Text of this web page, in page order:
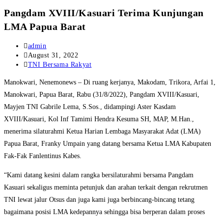
Pangdam XVIII/Kasuari Terima Kunjungan
LMA Papua Barat
Post
author:
admin
Post
published:
August 31, 2022
Post
TNI Bersama Rakyat
Manokwari, Nenemonews – Di ruang kerjanya, Makodam, Trikora, Arfai 1,
Manokwari, Papua Barat, Rabu (31/8/2022), Pangdam XVIII/Kasuari,
Mayjen TNI Gabrile Lema, S.Sos., didampingi Aster Kasdam
XVIII/Kasuari, Kol Inf Tamimi Hendra Kesuma SH, MAP, M.Han.,
menerima silaturahmi Ketua Harian Lembaga Masyarakat Adat (LMA)
Papua Barat, Franky Umpain yang datang bersama Ketua LMA Kabupaten
Fak-Fak Fanlentinus Kabes.
“Kami datang kesini dalam rangka bersilaturahmi bersama Pangdam
Kasuari sekaligus meminta petunjuk dan arahan terkait dengan rekrutmen
TNI lewat jalur Otsus dan juga kami juga berbincang-bincang tetang
bagaimana posisi LMA kedepannya sehingga bisa berperan dalam proses